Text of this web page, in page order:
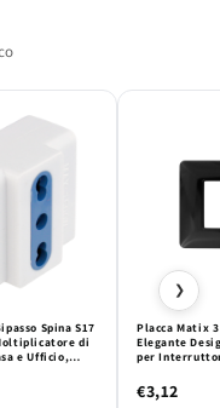
Spina S17
di
e Ufficio,
Placca Matix
Elegante
per
€3,12
❯